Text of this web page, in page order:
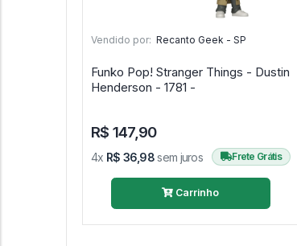
Vendido por: Recanto Geek - SP
Funko Pop! Stranger Things - Dustin
Henderson - 1781 -
R$ 147,90
4x R$ 36,98sem juros Frete Grátis
Carrinho